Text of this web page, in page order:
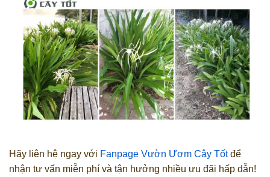
Hãy liên hệ ngay với Fanpage Vườn Ươm Cây Tốtđể
nhận tư vấn miễn phí và tận hưởng nhiều ưu đãi hấp dẫn!